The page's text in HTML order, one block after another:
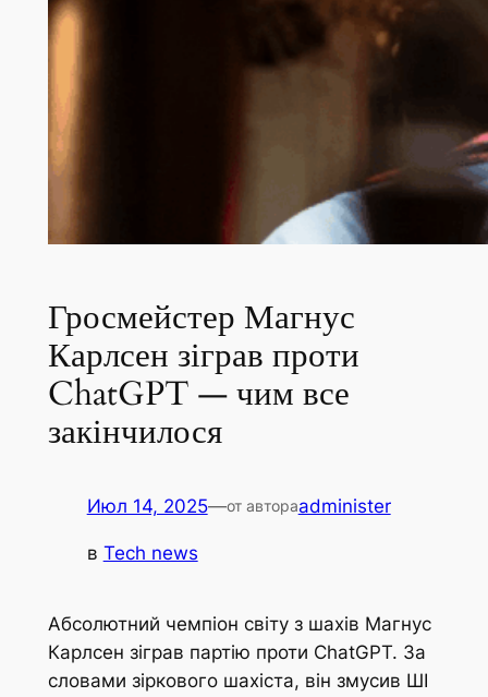
Гросмейстер Магнус
Карлсен зіграв проти
ChatGPT — чим все
закінчилося
Июл 14, 2025—от автораadminister
в Tech news
Абсолютний чемпіон світу з шахів Магнус
Карлсен зіграв партію проти ChatGPT. За
словами зіркового шахіста, він змусив ШІ